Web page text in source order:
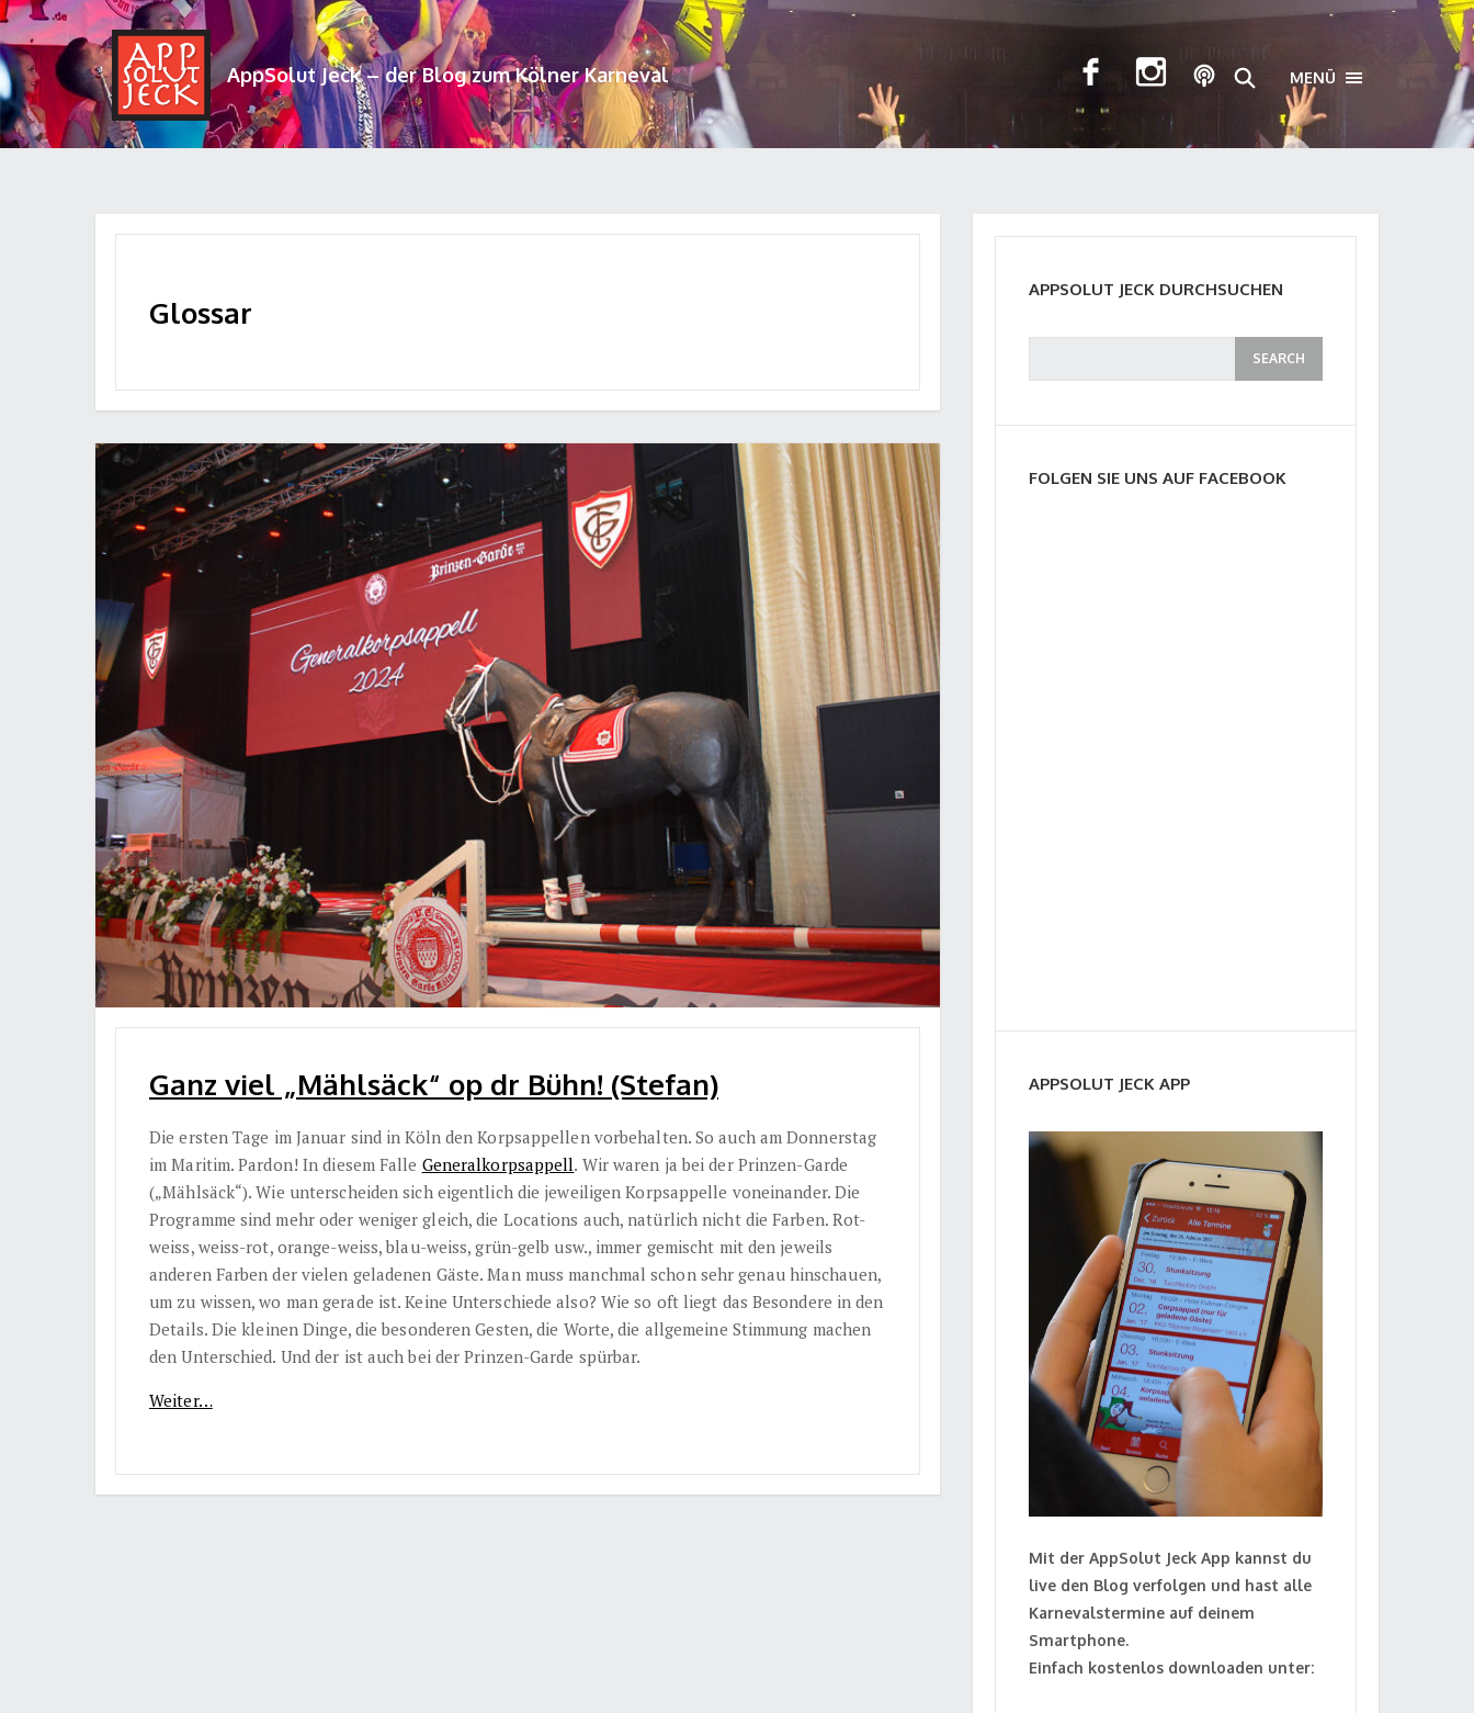
AppSolut Jeck – der Blog zum Kölner Karneval MENÜ TOGGLE
Glossar
Ganz viel „Mählsäck“ op dr Bühn! (Stefan)
Die ersten Tage im Januar sind in Köln den Korpsappellen vorbehalten. So auch am Donnerstag
im Maritim. Pardon! In diesem Falle Generalkorpsappell. Wir waren ja bei der Prinzen-Garde
(„Mählsäck“). Wie unterscheiden sich eigentlich die jeweiligen Korpsappelle voneinander. Die
Programme sind mehr oder weniger gleich, die Locations auch, natürlich nicht die Farben. Rot-
weiss, weiss-rot, orange-weiss, blau-weiss, grün-gelb usw., immer gemischt mit den jeweils
anderen Farben der vielen geladenen Gäste. Man muss manchmal schon sehr genau hinschauen,
um zu wissen, wo man gerade ist. Keine Unterschiede also? Wie so oft liegt das Besondere in den
Details. Die kleinen Dinge, die besonderen Gesten, die Worte, die allgemeine Stimmung machen
den Unterschied. Und der ist auch bei der Prinzen-Garde spürbar.
Weiter…
APPSOLUT JECK DURCHSUCHEN
FOLGEN SIE UNS AUF FACEBOOK
APPSOLUT JECK APP
Mit der AppSolut Jeck App kannst du
live den Blog verfolgen und hast alle
Karnevalstermine auf deinem
Smartphone.
Einfach kostenlos downloaden unter: